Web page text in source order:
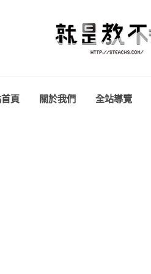
頁 關於我們 全站導覽